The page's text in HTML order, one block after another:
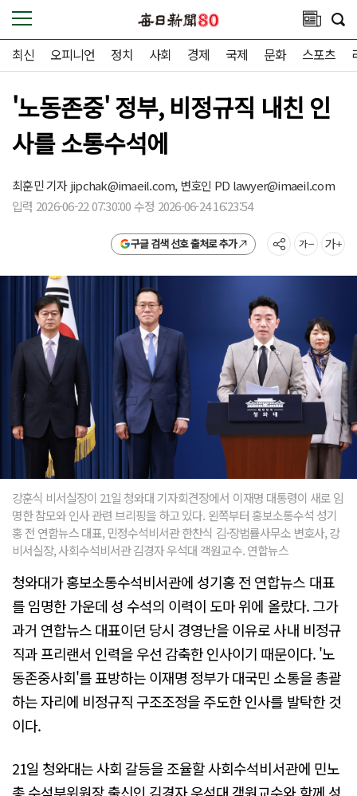
최신 오피니언 정치 사회 경제 국제 문화 스포츠
'노동존중' 정부, 비정규직 내친 인
사를 소통수석에
최훈민 기자jipchak@imaeil.com,변호인 PD lawyer@imaeil.com
입력 2026-06-22 07:30:00 수정 2026-06-24 16:23:54
구글 검색 선호 출처로 추가
강훈식 비서실장이 21일 청와대 기자회견장에서 이재명 대통령이 새로 임
명한 참모와 인사 관련 브리핑을 하고 있다. 왼쪽부터 홍보소통수석 성기
홍 전 연합뉴스 대표, 민정수석비서관 한찬식 김·장법률사무소 변호사, 강
비서실장, 사회수석비서관 김경자 우석대 객원교수. 연합뉴스
청와대가 홍보소통수석비서관에 성기홍 전 연합뉴스 대표
를 임명한 가운데 성 수석의 이력이 도마 위에 올랐다. 그가
과거 연합뉴스 대표이던 당시 경영난을 이유로 사내 비정규
직과 프리랜서 인력을 우선 감축한 인사이기 때문이다. '노
동존중사회'를 표방하는 이재명 정부가 대국민 소통을 총괄
하는 자리에 비정규직 구조조정을 주도한 인사를 발탁한 것
이다.
21일 청와대는 사회 갈등을 조율할 사회수석비서관에 민노
총 수석부위원장 출신인 김경자 우석대 객원교수와 함께 성